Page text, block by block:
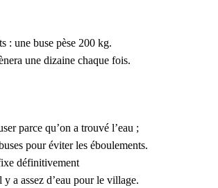
: une buse pèse 200 kg.
une dizaine chaque fois.
parce qu’on a trouvé l’eau ;
pour éviter les éboulements.
définitivement
a assez d’eau pour le village.